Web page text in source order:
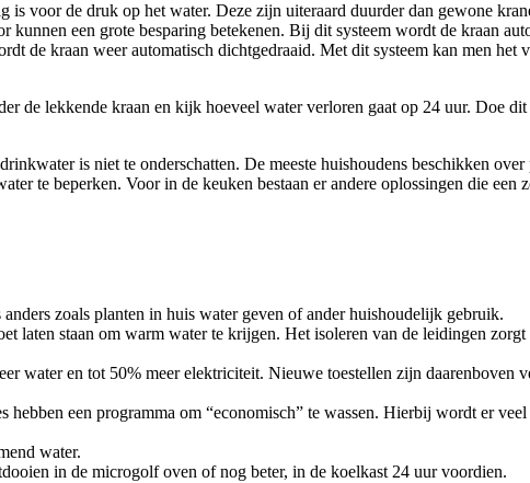
voor de druk op het water. Deze zijn uiteraard duurder dan gewone
een grote besparing betekenen. Bij dit systeem wordt de kraan
de kraan weer automatisch dichtgedraaid. Met dit systeem kan men het
de lekkende kraan en kijk hoeveel water verloren gaat op 24 uur. Doe
is niet te onderschatten. De meeste huishoudens beschikken
te beperken. Voor in de keuken bestaan er andere oplossingen die een
zoals planten in huis water geven of ander huishoudelijk gebruik.
laten staan om warm water te krijgen. Het isoleren van de leidingen
water en tot 50% meer elektriciteit. Nieuwe toestellen zijn daarenboven
een programma om “economisch” te wassen. Hierbij wordt er
water.
in de microgolf oven of nog beter, in de koelkast 24 uur voordien.